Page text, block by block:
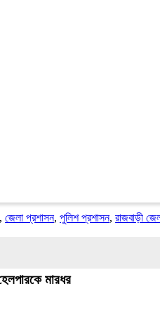
,জেলা প্রশাসন,পুলিশ প্রশাসন,রাজবাড়ী
মারধর